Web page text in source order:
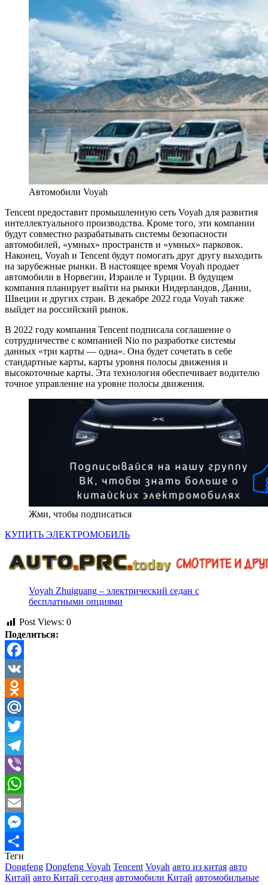
Автомобили Voyah
Tencent предоставит промышленную сеть Voyah для развития
интеллектуального производства. Кроме того, эти компании
будут совместно разрабатывать системы безопасности
автомобилей, «умных» пространств и «умных» парковок.
Наконец, Voyah и Tencent будут помогать друг другу выходить
на зарубежные рынки. В настоящее время Voyah продает
автомобили в Норвегии, Израиле и Турции. В будущем
компания планирует выйти на рынки Нидерландов, Дании,
Швеции и других стран. В декабре 2022 года Voyah также
выйдет на российский рынок.
В 2022 году компания Tencent подписала соглашение о
сотрудничестве с компанией Nio по разработке системы
данных «три карты — одна». Она будет сочетать в себе
стандартные карты, карты уровня полосы движения и
высокоточные карты. Эта технология обеспечивает водителю
точное управление на уровне полосы движения.
Жми, чтобы подписаться
КУПИТЬ ЭЛЕКТРОМОБИЛЬ
Voyah Zhuiguang – электрический седан с
бесплатными опциями
Post Views: 0
Поделиться:
Facebook
VK
Odnoklassniki
Mail.Ru
Twitter
Telegram
Viber
WhatsApp
Email
Messenger
Отправить
Теги
Dongfeng Dongfeng Voyah Tencent Voyah авто из китая авто
Китай авто Китай сегодня автомобили Китай автомобильные